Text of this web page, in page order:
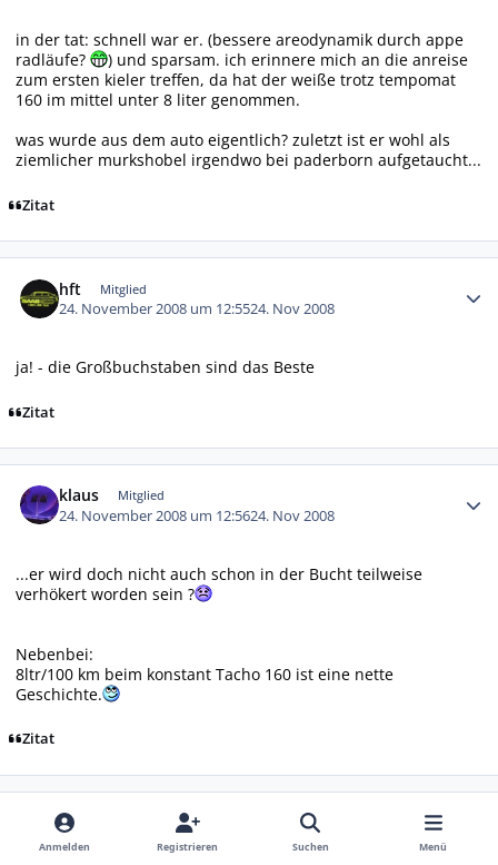
in der tat: schnell war er. (bessere areodynamik durch appe
radläufe?
) und sparsam. ich erinnere mich an die anreise
zum ersten kieler treffen, da hat der weiße trotz tempomat
160 im mittel unter 8 liter genommen.
was wurde aus dem auto eigentlich? zuletzt ist er wohl als
ziemlicher murkshobel irgendwo bei paderborn aufgetaucht...
Zitat
hft Mitglied
24. November 2008 um 12:5524. Nov 2008
ja! - die Großbuchstaben sind das Beste
Zitat
klaus Mitglied
24. November 2008 um 12:5624. Nov 2008
...er wird doch nicht auch schon in der Bucht teilweise
verhökert worden sein ?
Nebenbei:
8ltr/100 km beim konstant Tacho 160 ist eine nette
Geschichte.
Zitat
turbo9000 Mitglied
24. November 2008 um 13:03 24. Nov 2008
Anmelden Registrieren Suchen Menü